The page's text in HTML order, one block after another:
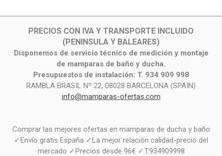
PRECIOS CON IVA Y TRANSPORTE INCLUIDO
(PENINSULA Y BALEARES)
Disponemos de servicio técnico de medición y montaje
de mamparas de baño y ducha.
Presupuestos de instalación: T. 934 909 998
RAMBLA BRASIL Nº 22, 08028 BARCELONA (SPAIN)
info@mamparas-ofertas.com
Comprar las mejores ofertas en mamparas de ducha y baño
✓Envío gratis España ✓La mejor relación calidad-precio del
mercado ✓Precios desde 96€ ✓T.934909998